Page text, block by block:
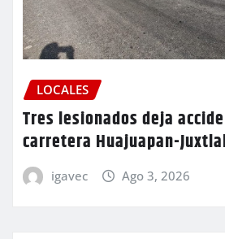
LOCALES
Tres lesionados deja
carretera Huajuapan-
igavec Ago 3, 2026